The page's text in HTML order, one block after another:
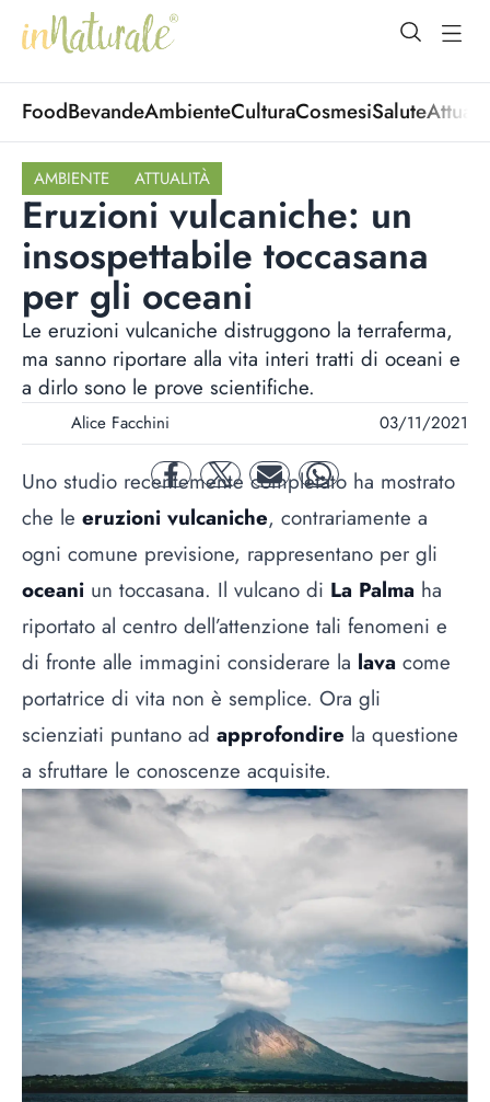
open
FoodBevandeAmbienteCulturaCosmesiSalute
AMBIENTE ATTUALITÀ
Eruzioni vulcaniche: un
insospettabile toccasana
per gli oceani
Le eruzioni vulcaniche distruggono la terraferma,
ma sanno riportare alla vita interi tratti di oceani e
a dirlo sono le prove scientifiche.
Alice Facchini 03/11/2021
facebooktwitter mail whatsapp
Uno studio recentemente completato ha mostrato
che le eruzioni vulcaniche, contrariamente a
ogni comune previsione, rappresentano per gli
oceani un toccasana. Il vulcano di La Palma ha
riportato al centro dell’attenzione tali fenomeni e
di fronte alle immagini considerare la lava come
portatrice di vita non è semplice. Ora gli
scienziati puntano ad approfondire la questione
a sfruttare le conoscenze acquisite.